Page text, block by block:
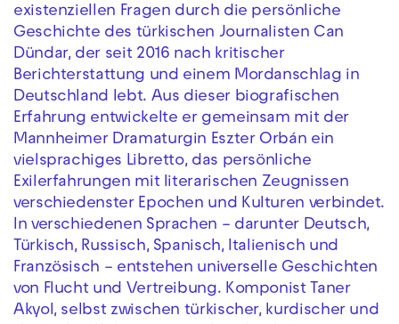
existenziellen Fragen durch die persönliche
Geschichte des türkischen Journalisten Can
Dündar, der seit 2016 nach kritischer
Berichterstattung und einem Mordanschlag in
Deutschland lebt. Aus dieser biografischen
Erfahrung entwickelte er gemeinsam mit der
Mannheimer Dramaturgin Eszter Orbán ein
vielsprachiges Libretto, das persönliche
Exilerfahrungen mit literarischen Zeugnissen
verschiedenster Epochen und Kulturen verbindet.
In verschiedenen Sprachen – darunter Deutsch,
Türkisch, Russisch, Spanisch, Italienisch und
Französisch – entstehen universelle Geschichten
von Flucht und Vertreibung. Komponist Taner
Akyol, selbst zwischen türkischer, kurdischer und